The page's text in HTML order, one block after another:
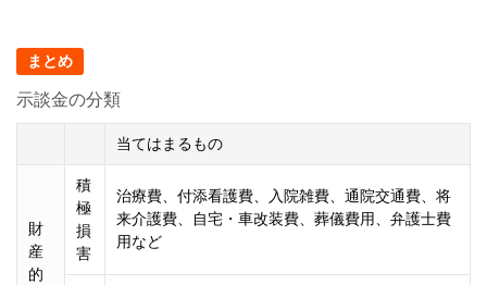
まとめ
示談金の分類
当てはまるもの
財
産
的
積
極
損
害
治療費、付添看護費、入院雑費、通院交通費、将
来介護費、自宅・車改装費、葬儀費用、弁護士費
用など